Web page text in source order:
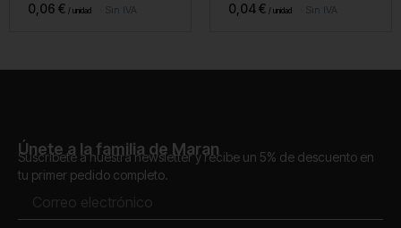
0,06 € Sin IVA 0,04€ Sin IVA
Únete a la familia de Maran
Suscríbete a nuestra newsletter y recibe un 5% de descuento en
tu primer pedido completo.
electrónico